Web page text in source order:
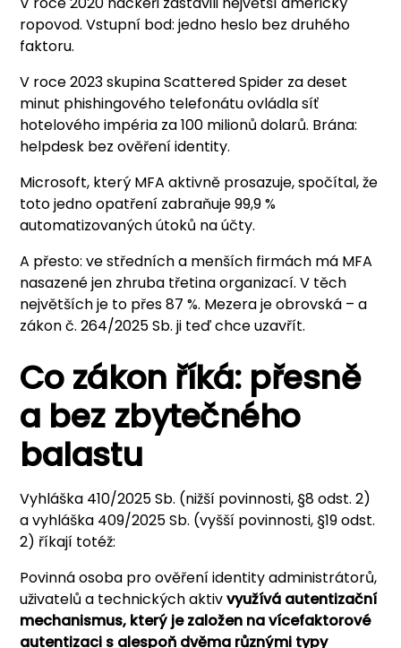
ropovod. Vstupní bod: jedno heslo bez druhého
faktoru.
V roce 2023 skupina Scattered Spider za deset
minut phishingového telefonátu ovládla síť
hotelového impéria za 100 milionů dolarů. Brána:
helpdesk bez ověření identity.
Microsoft, který MFA aktivně prosazuje, spočítal, že
toto jedno opatření zabraňuje 99,9 %
automatizovaných útoků na účty.
A přesto: ve středních a menších firmách má MFA
nasazené jen zhruba třetina organizací. V těch
největších je to přes 87 %. Mezera je obrovská – a
zákon č. 264/2025 Sb. ji teď chce uzavřít.
Co zákon říká: přesně
a bez zbytečného
balastu
Vyhláška 410/2025 Sb. (nižší povinnosti, §8 odst. 2)
a vyhláška 409/2025 Sb. (vyšší povinnosti, §19 odst.
2) říkají totéž:
Povinná osoba pro ověření identity administrátorů,
uživatelů a technických aktivvyužívá autentizační
mechanismus, který je založen na vícefaktorové
autentizaci s alespoň dvěma různými typy